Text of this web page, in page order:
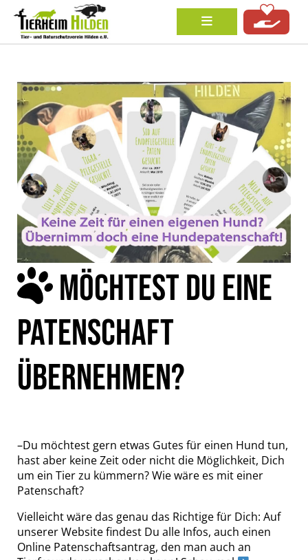
MÖCHTEST DU EINE
PATENSCHAFT
ÜBERNEHMEN?
–Du möchtest gern etwas Gutes für einen Hund tun,
hast aber keine Zeit oder nicht die Möglichkeit, Dich
um ein Tier zu kümmern? Wie wäre es mit einer
Patenschaft?
Vielleicht wäre das genau das Richtige für Dich: Auf
unserer Website findest Du alle Infos, auch einen
Online Patenschaftsantrag, den man auch an